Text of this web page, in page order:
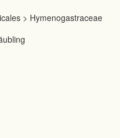
> Hymenogastraceae